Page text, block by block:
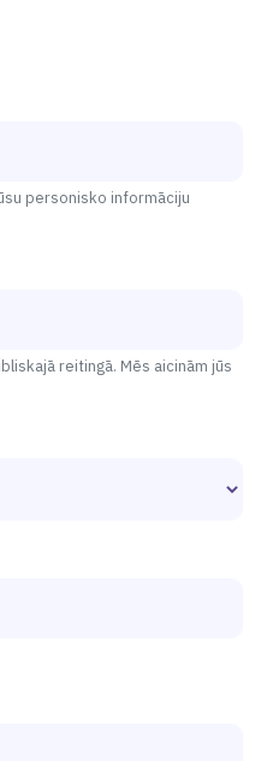
personisko informāciju
reitingā. Mēs aicinām jūs